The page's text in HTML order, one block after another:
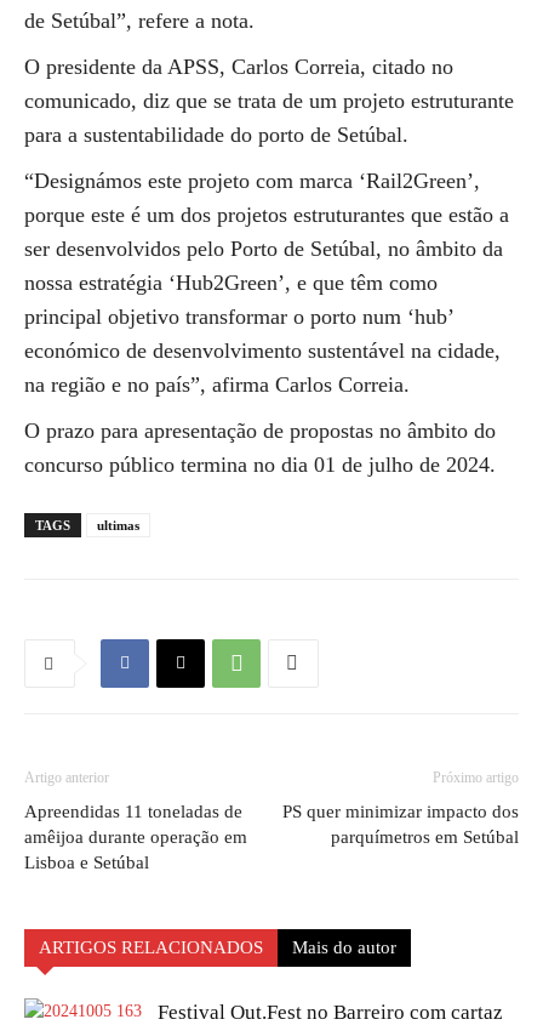
de Setúbal”, refere a nota.
O presidente da APSS, Carlos Correia, citado no
comunicado, diz que se trata de um projeto estruturante
para a sustentabilidade do porto de Setúbal.
“Designámos este projeto com marca ‘Rail2Green’,
porque este é um dos projetos estruturantes que estão a
ser desenvolvidos pelo Porto de Setúbal, no âmbito da
nossa estratégia ‘Hub2Green’, e que têm como
principal objetivo transformar o porto num ‘hub’
económico de desenvolvimento sustentável na cidade,
na região e no país”, afirma Carlos Correia.
O prazo para apresentação de propostas no âmbito do
concurso público termina no dia 01 de julho de 2024.
TAGS ultimas
Artigo anterior
Apreendidas 11 toneladas de
amêijoa durante operação em
Lisboa e Setúbal
Próximo artigo
PS quer minimizar impacto dos
parquímetros em Setúbal
ARTIGOS RELACIONADOS Mais do autor
Festival Out.Fest no Barreiro com cartaz